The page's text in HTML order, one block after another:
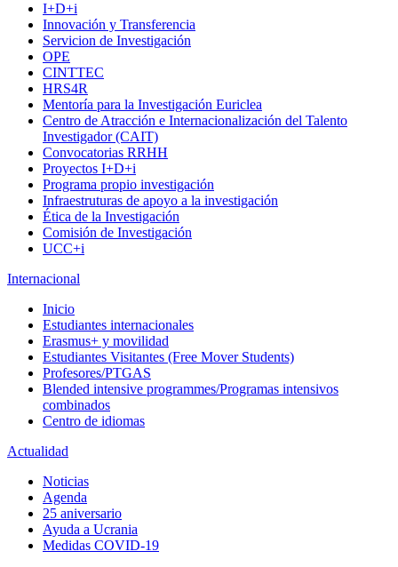
I+D+i
Innovación y Transferencia
Servicion de Investigación
OPE
CINTTEC
HRS4R
Mentoría para la Investigación Euriclea
Centro de Atracción e Internacionalización del Talento
Investigador (CAIT)
Convocatorias RRHH
Proyectos I+D+i
Programa propio investigación
Infraestruturas de apoyo a la investigación
Ética de la Investigación
Comisión de Investigación
UCC+i
Internacional
Inicio
Estudiantes internacionales
Erasmus+ y movilidad
Estudiantes Visitantes (Free Mover Students)
Profesores/PTGAS
Blended intensive programmes/Programas intensivos
combinados
Centro de idiomas
Actualidad
Noticias
Agenda
25 aniversario
Ayuda a Ucrania
Medidas COVID-19